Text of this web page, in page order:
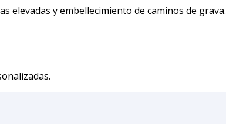
elevadas y embellecimiento de caminos de grava.